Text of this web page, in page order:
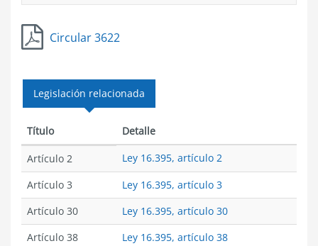
Circular 3622
Legislación relacionada
Título Detalle
Artículo 2
Ley 16.395, artículo 2
Artículo 3
Ley 16.395, artículo 3
Artículo 30
Ley 16.395, artículo 30
Artículo 38
Ley 16.395, artículo 38